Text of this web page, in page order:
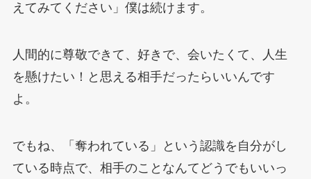
えてみてください」僕は続けます。
人間的に尊敬できて、好きで、会いたくて、人生
を懸けたい！と思える相手だったらいいんです
よ。
でもね、「奪われている」という認識を自分がし
ている時点で、相手のことなんてどうでもいいっ